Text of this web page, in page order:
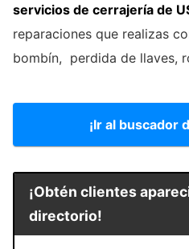
servicios de cerrajería de
reparaciones que realizas
bombín, perdida de llaves,
¡Ir al buscador
¡Obtén clientes
directorio!